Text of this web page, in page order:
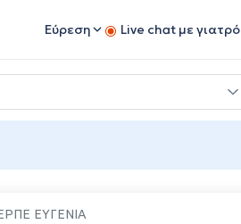
Εύρεση Live chat με γιατρό
ΕΥΓΕΝΙΑ